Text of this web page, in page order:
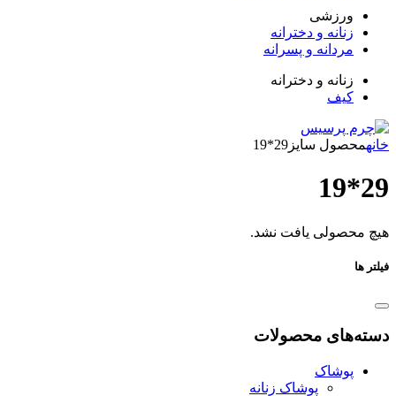
و دخترانه
و پسرانه
و دخترانه
سایز29*19
یافت نشد.
محصولات
پوشاک زنانه